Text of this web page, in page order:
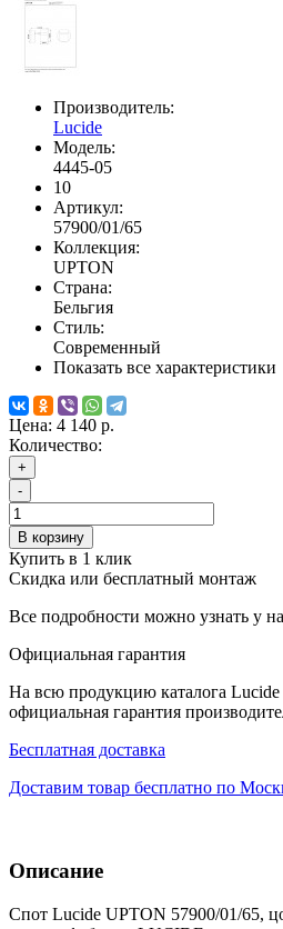
Производитель:
Lucide
Модель:
4445-05
10
Артикул:
57900/01/65
Коллекция:
UPTON
Страна:
Бельгия
Стиль:
Современный
Показать все характеристики
Цена: 4 140 р.
Количество:
+
-
В корзину
Купить в 1 клик
Скидка или бесплатный монтаж
Все подробности можно узнать у
Официальная гарантия
На всю продукцию каталога Lucide
официальная гарантия
Бесплатная доставка
Доставим товар бесплатно по
Описание
Спот Lucide UPTON 57900/01/65,